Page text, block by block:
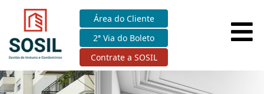
Área do Cliente
2ª Via do Boleto
Contrate a SOSIL